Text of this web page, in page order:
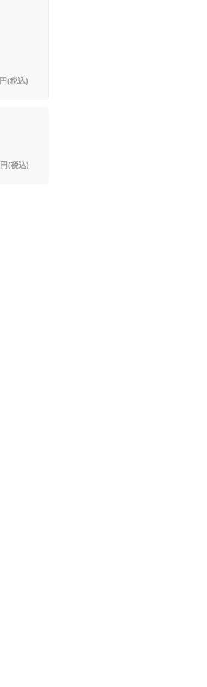
円(税込)
円(税込)